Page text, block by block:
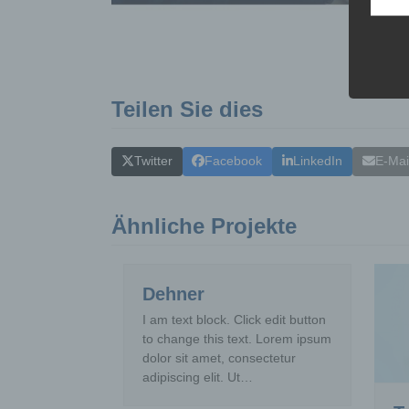
Teilen Sie dies
Twitter Facebook LinkedIn E-
Ähnliche Projekte
Dehner
I am text block. Click edit button
to change this text. Lorem ipsum
dolor sit amet, consectetur
adipiscing elit. Ut…